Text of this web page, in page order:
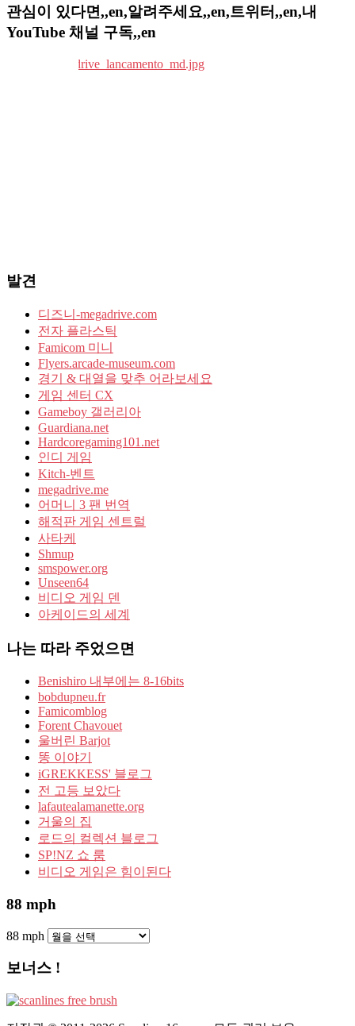
관심이 있다면,,en,알려주세요,,en,트위터,,en,내
YouTube 채널 구독,,en
발견
디즈니-megadrive.com
전자 플라스틱
Famicom 미니
Flyers.arcade-museum.com
경기 & 대열을 맞추 어라보세요
게임 센터 CX
Gameboy 갤러리아
Guardiana.net
Hardcoregaming101.net
인디 게임
Kitch-벤트
megadrive.me
어머니 3 팬 번역
해적판 게임 센트럴
사타케
Shmup
smspower.org
Unseen64
비디오 게임 덴
아케이드의 세계
나는 따라 주었으면
Benishiro 내부에는 8-16bits
bobdupneu.fr
Famicomblog
Forent Chavouet
울버린 Barjot
똥 이야기
iGREKKESS' 블로그
전 고등 보았다
lafautealamanette.org
거울의 집
로드의 컬렉션 블로그
SP!NZ 쇼 룸
비디오 게임은 힘이된다
88 mph
88 mph
보너스 !